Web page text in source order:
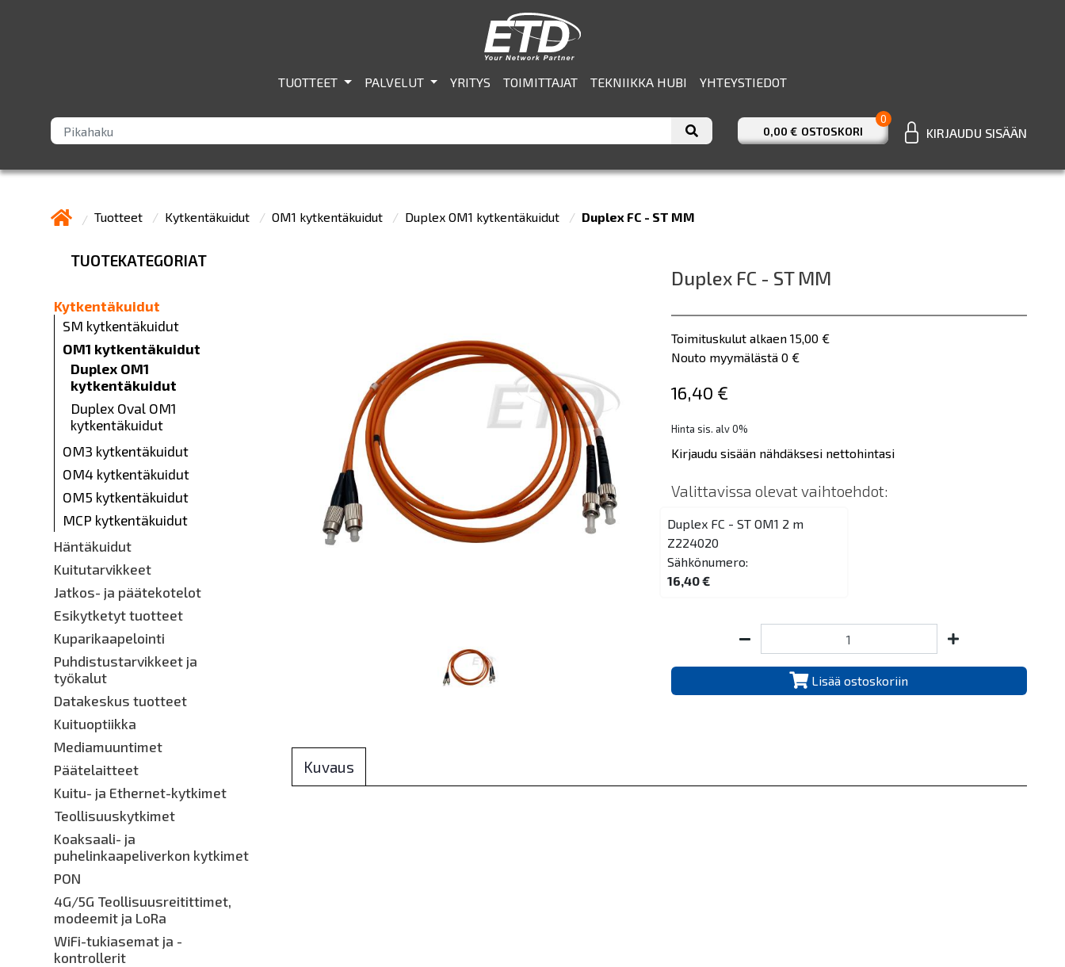
TUOTTEET PALVELUT YRITYS TOIMITTAJAT TEKNIIKKA HUBI YHTEYSTIEDOT
0,00 € OSTOSKORI
0
KIRJAUDU SISÄÄN
Tuotteet Kytkentäkuidut OM1 kytkentäkuidut Duplex OM1 kytkentäkuidut Duplex FC - ST MM
TUOTEKATEGORIAT
Kytkentäkuidut
SM kytkentäkuidut
OM1 kytkentäkuidut
Duplex OM1
kytkentäkuidut
Duplex Oval OM1
kytkentäkuidut
OM3 kytkentäkuidut
OM4 kytkentäkuidut
OM5 kytkentäkuidut
MCP kytkentäkuidut
Häntäkuidut
Kuitutarvikkeet
Jatkos- ja päätekotelot
Esikytketyt tuotteet
Kuparikaapelointi
Puhdistustarvikkeet ja
työkalut
Datakeskus tuotteet
Kuituoptiikka
Mediamuuntimet
Päätelaitteet
Kuitu- ja Ethernet-kytkimet
Teollisuuskytkimet
Koaksaali- ja
puhelinkaapeliverkon kytkimet
PON
4G/5G Teollisuusreitittimet,
modeemit ja LoRa
WiFi-tukiasemat ja -
kontrollerit
Duplex FC - ST MM
Toimituskulut alkaen 15,00 €
Nouto myymälästä 0 €
16,40 €
Hinta sis. alv 0%
Kirjaudu sisään nähdäksesi nettohintasi
Valittavissa olevat vaihtoehdot:
Duplex FC - ST OM1 2 m
Z224020
Sähkönumero:
16,40 €
Lisää ostoskoriin
Kuvaus